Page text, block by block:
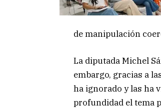
de manipulación
La diputada Michel
embargo, gracias a
ha ignorado y las ha
profundidad el tema